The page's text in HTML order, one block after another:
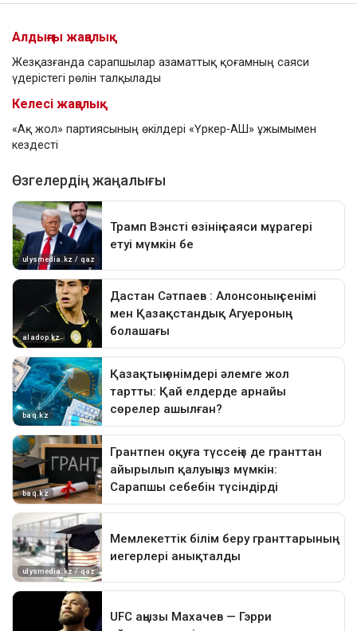
Алдыңғы жаңалық
Жезқазғанда сарапшылар азаматтық қоғамның саяси
үдерістегі рөлін талқылады
Келесі жаңалық
«Ақ жол» партиясының өкілдері «Үркер-АШ» ұжымымен
кездесті